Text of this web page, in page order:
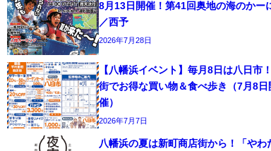
8月13日開催！第41回奥地の海のかー
／西予
2026年7月28日
【八幡浜イベント】毎月8日は八日市
街でお得な買い物＆食べ歩き（7月8日
催）
2026年7月7日
八幡浜の夏は新町商店街から！「やわ